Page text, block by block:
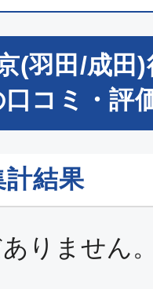
(関西)
東京(
(関西)
(羽田/成田
コミ・評
結果
りません